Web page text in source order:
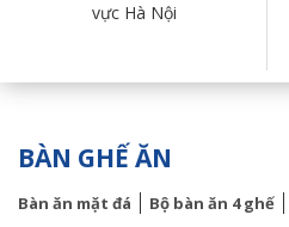
vực Hà Nội
BÀN GHẾ ĂN
Bàn ăn mặt đá Bộ bàn ăn 4 ghế